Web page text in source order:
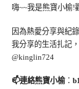
嗨~~我是熊寶小榆!
因為熱愛分享與紀
我分享的生活扎記
@kinglin724
📫連絡熊寶小榆：